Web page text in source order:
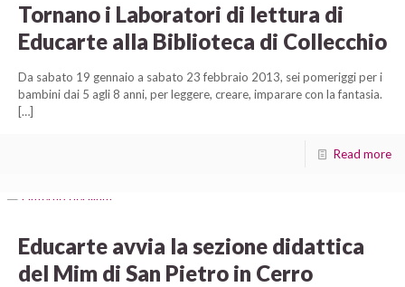
Tornano i Laboratori di lettura di
Educarte alla Biblioteca di Collecchio
Da sabato 19 gennaio a sabato 23 febbraio 2013, sei pomeriggi per i
bambini dai 5 agli 8 anni, per leggere, creare, imparare con la fantasia.
[…]
Read more
Educarte avvia la sezione didattica
del Mim di San Pietro in Cerro